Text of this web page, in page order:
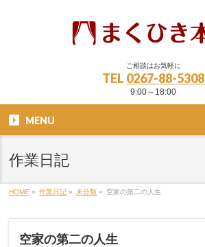
ご相談はお気軽に
TEL 0267-88-5308
9:00～18:00
MENU
作業日記
HOME » 作業日記 » 未分類 » 空家の第二の人生
空家の第二の人生